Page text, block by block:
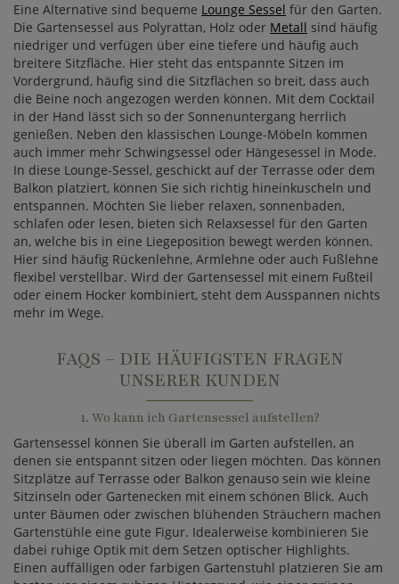
Eine Alternative sind bequeme Lounge Sessel für den Garten.
Die Gartensessel aus Polyrattan, Holz oder Metall sind häufig
niedriger und verfügen über eine tiefere und häufig auch
breitere Sitzfläche. Hier steht das entspannte Sitzen im
Vordergrund, häufig sind die Sitzflächen so breit, dass auch
die Beine noch angezogen werden können. Mit dem Cocktail
in der Hand lässt sich so der Sonnenuntergang herrlich
genießen. Neben den klassischen Lounge-Möbeln kommen
auch immer mehr Schwingsessel oder Hängesessel in Mode.
In diese Lounge-Sessel, geschickt auf der Terrasse oder dem
Balkon platziert, können Sie sich richtig hineinkuscheln und
entspannen. Möchten Sie lieber relaxen, sonnenbaden,
schlafen oder lesen, bieten sich Relaxsessel für den Garten
an, welche bis in eine Liegeposition bewegt werden können.
Hier sind häufig Rückenlehne, Armlehne oder auch Fußlehne
flexibel verstellbar. Wird der Gartensessel mit einem Fußteil
oder einem Hocker kombiniert, steht dem Ausspannen nichts
mehr im Wege.
FAQS – DIE HÄUFIGSTEN FRAGEN
UNSERER KUNDEN
1. Wo kann ich Gartensessel aufstellen?
Gartensessel können Sie überall im Garten aufstellen, an
denen sie entspannt sitzen oder liegen möchten. Das können
Sitzplätze auf Terrasse oder Balkon genauso sein wie kleine
Sitzinseln oder Gartenecken mit einem schönen Blick. Auch
unter Bäumen oder zwischen blühenden Sträuchern machen
Gartenstühle eine gute Figur. Idealerweise kombinieren Sie
dabei ruhige Optik mit dem Setzen optischer Highlights.
Einen auffälligen oder farbigen Gartenstuhl platzieren Sie am